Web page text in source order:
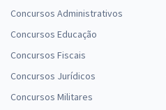
Concursos Administrativos
Concursos Educação
Concursos Fiscais
Concursos Jurídicos
Concursos Militares